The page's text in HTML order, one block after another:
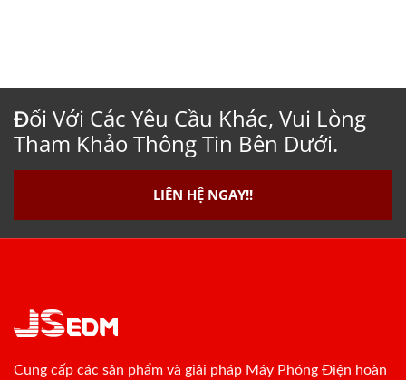
Đối Với Các Yêu Cầu Khác, Vui Lòng
Tham Khảo Thông Tin Bên Dưới.
LIÊN HỆ NGAY!!
Cung cấp các sản phẩm và giải pháp Máy Phóng Điện hoàn